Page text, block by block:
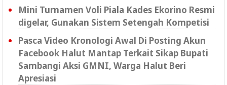
Mini Turnamen Voli Piala Kades Ekorino Resmi
digelar, Gunakan Sistem Setengah Kompetisi
Pasca Video Kronologi Awal Di Posting Akun
Facebook Halut Mantap Terkait Sikap Bupati
Sambangi Aksi GMNI, Warga Halut Beri
Apresiasi